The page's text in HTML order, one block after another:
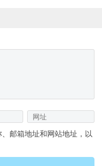
邮箱地址和网站地址，以